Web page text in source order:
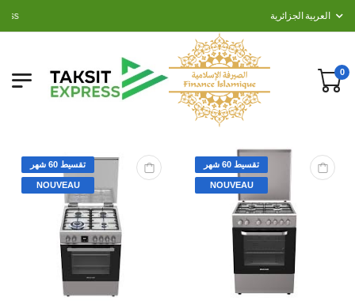
العربية الجزائرية
0
تقسيط 60 شهر
NOUVEAU
تقسيط 60 شهر
NOUVEAU